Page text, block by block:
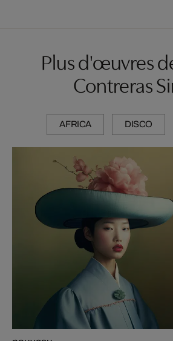
Plus d'œuvres
Contreras
AFRICA DISCO